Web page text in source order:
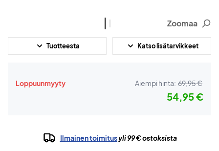
Zoomaa
Tuotteesta Katso lisätarvikkeet
Loppuunmyyty Aiempi hinta: 69,95 €
54,95 €
Ilmainen toimitusyli 99 € ostoksista